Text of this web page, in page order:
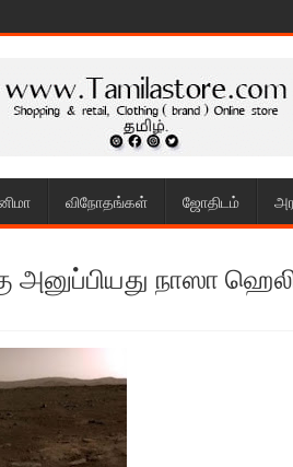
விநோதங்கள் ஜோதிடம்
அனுப்பியது நாஸா